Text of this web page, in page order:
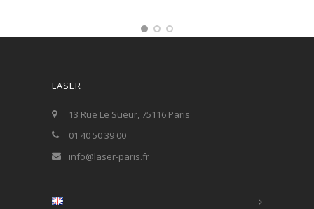
LASER
13 Rue Le Sueur, 75116 Paris
01 40 50 39 00
info@laser-paris.fr